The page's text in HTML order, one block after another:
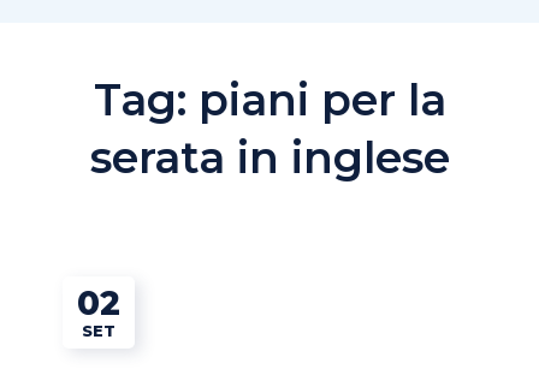
Tag: piani per la
serata in inglese
02
SET